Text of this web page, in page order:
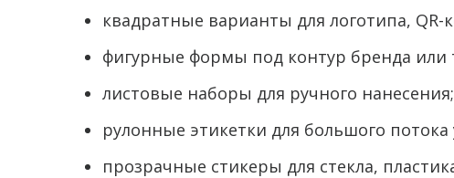
квадратные варианты для логотипа, QR-
фигурные формы под контур бренда или
листовые наборы для ручного нанесения;
рулонные этикетки для большого потока
прозрачные стикеры для стекла,